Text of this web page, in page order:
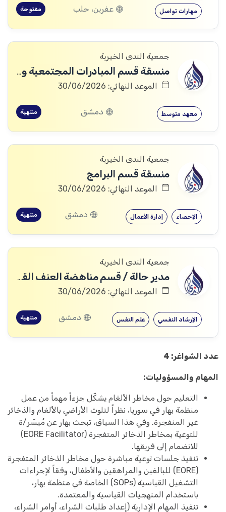
مهارات تواصل عفرين، حلب مفتوحة
جمعية الندى الخيرية
منسقة قسم المبادرات المجتمعية والشبابية
الموعد النهائي: 30/06/2026
معهد متوسط دمشق منتهية
جمعية الندى الخيرية
منسقة قسم البرامج
الموعد النهائي: 30/06/2026
إدارة الأعمال الإحصاء دمشق منتهية
جمعية الندى الخيرية
مدير حالة / قسم مناهضة العنف القائم على النوع الاجتماعي
الموعد النهائي: 30/06/2026
علم النفس الإرشاد النفسي دمشق منتهية
عدد الشواغر: 4
المهام والمسؤوليات:
التعليم حول مخاطر الألغام يشكّل جزءاً مهماً من عمل
منظمة بهار في سوريا، نظراً لتلوث الأراضي بالألغام والذخائر
غير المنفجرة. وفي هذا السياق، تبحث بهار عن مُيسّر/ة
للتوعية بمخاطر الذخائر المتفجرة (EORE Facilitator)
للانضمام إلى فريقها.
تنفيذ جلسات توعية مباشرة حول مخاطر الذخائر المتفجرة
(EORE) للبالغين والمراهقين والأطفال، وفقاً لإجراءات
التشغيل القياسية (SOPs) الخاصة في منظمة بهار،
باستخدام المنهجيات القياسية والمعتمدة.
تنفيذ المهام الإدارية (إعداد طلبات الشراء، أوامر الشراء،